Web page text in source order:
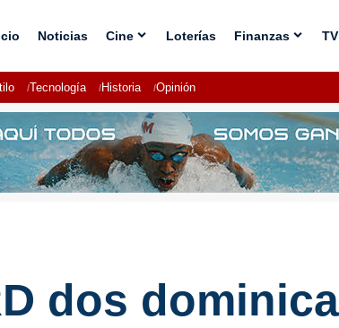
Noticias Cine Loterías Finanzas TV
Tecnología Historia Opinión
dos